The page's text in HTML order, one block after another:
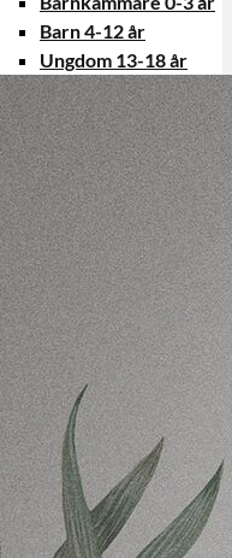
Barn 4-12 år
Ungdom 13-18 år